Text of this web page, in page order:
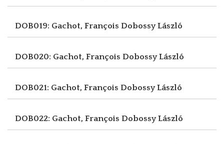
DOB019: Gachot, François Dobossy László
DOB020: Gachot, François Dobossy László
DOB021: Gachot, François Dobossy László
DOB022: Gachot, François Dobossy László